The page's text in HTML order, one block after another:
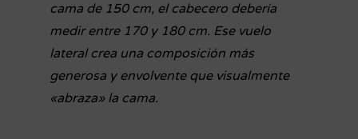
cama de 150 cm, el cabecero debería
medir entre 170 y 180 cm. Ese vuelo
lateral crea una composición más
generosa y envolvente que visualmente
«abraza» la cama.